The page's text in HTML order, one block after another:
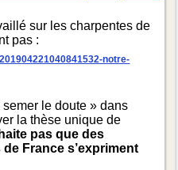
sur les charpentes de
pas :
notre-
le doute » dans
la thèse unique de
pas que des
France s’expriment